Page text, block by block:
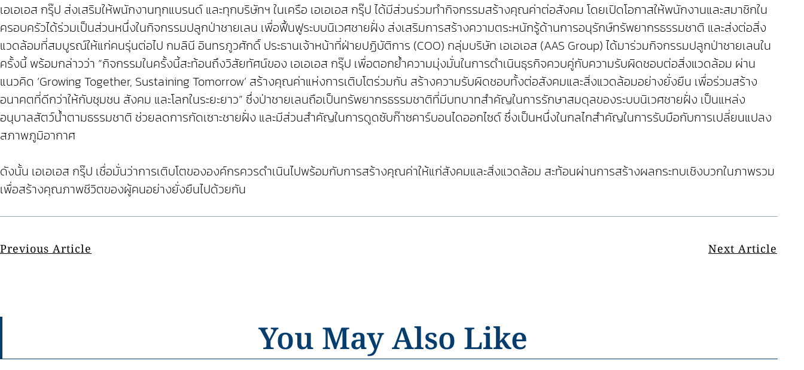
เอเอเอส กรุ๊ป ส่งเสริมให้พนักงานทุกแบรนด์ และทุกบริษัทฯ ในเครือ เอเอเอส กรุ๊ป ได้มีส่วนร่วมทำกิจกรรมสร้างคุณค่าต่อสังคม โดยเปิดโอกาสให้พนักงานและสมาชิกใน
ครอบครัวได้ร่วมเป็นส่วนหนึ่งในกิจกรรมปลูกป่าชายเลน เพื่อฟื้นฟูระบบนิเวศชายฝั่ง ส่งเสริมการสร้างความตระหนักรู้ด้านการอนุรักษ์ทรัพยากรธรรมชาติ และส่งต่อสิ่ง
แวดล้อมที่สมบูรณ์ให้แก่คนรุ่นต่อไป กมลินี อินทรภูวศักดิ์ ประธานเจ้าหน้าที่ฝ่ายปฏิบัติการ (COO) กลุ่มบริษัท เอเอเอส (AAS Group) ได้มาร่วมกิจกรรมปลูกป่าชายเลนใน
ครั้งนี้ พร้อมกล่าวว่า “กิจกรรมในครั้งนี้สะท้อนถึงวิสัยทัศน์ของ เอเอเอส กรุ๊ป เพื่อตอกย้ำความมุ่งมั่นในการดำเนินธุรกิจควบคู่กับความรับผิดชอบต่อสิ่งแวดล้อม ผ่าน
แนวคิด ‘Growing Together, Sustaining Tomorrow’ สร้างคุณค่าแห่งการเติบโตร่วมกัน สร้างความรับผิดชอบทั้งต่อสังคมและสิ่งแวดล้อมอย่างยั่งยืน เพื่อร่วมสร้าง
อนาคตที่ดีกว่าให้กับชุมชน สังคม และโลกในระยะยาว” ซึ่งป่าชายเลนถือเป็นทรัพยากรธรรมชาติที่มีบทบาทสำคัญในการรักษาสมดุลของระบบนิเวศชายฝั่ง เป็นแหล่ง
อนุบาลสัตว์น้ำตามธรรมชาติ ช่วยลดการกัดเซาะชายฝั่ง และมีส่วนสำคัญในการดูดซับก๊าซคาร์บอนไดออกไซด์ ซึ่งเป็นหนึ่งในกลไกสำคัญในการรับมือกับการเปลี่ยนแปลง
สภาพภูมิอากาศ
ดังนั้น เอเอเอส กรุ๊ป เชื่อมั่นว่าการเติบโตขององค์กรควรดำเนินไปพร้อมกับการสร้างคุณค่าให้แก่สังคมและสิ่งแวดล้อม สะท้อนผ่านการสร้างผลกระทบเชิงบวกในภาพรวม
เพื่อสร้างคุณภาพชีวิตของผู้คนอย่างยั่งยืนไปด้วยกัน
Previous Article Next Article
You May Also Like